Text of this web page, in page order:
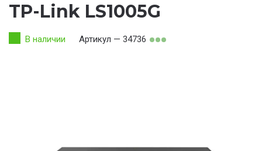
TP-Link LS1005G
В наличии Артикул — 34736